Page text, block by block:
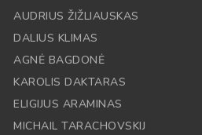
AUDRIUS ŽIŽLIAUSKAS
DALIUS KLIMAS
AGNĖ BAGDONĖ
KAROLIS DAKTARAS
ELIGIJUS ARAMINAS
MICHAIL TARACHOVSKIJ